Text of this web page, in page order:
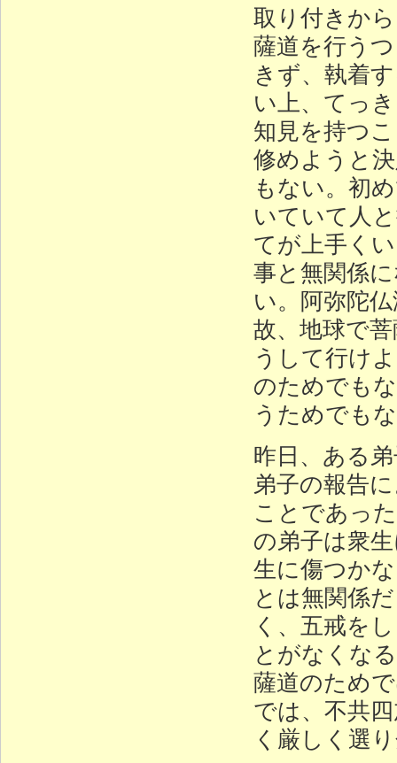
取り付きか
薩道を行う
きず、執着
い上、てっ
知見を持つ
修めようと
もない。初
いていて人
てが上手く
事と無関係
い。阿弥陀
故、地球で
うして行け
のためでも
うためでも
昨日、ある
弟子の報告
ことであっ
の弟子は衆
生に傷つか
とは無関係
く、五戒を
とがなくな
薩道のため
では、不共
く厳しく選